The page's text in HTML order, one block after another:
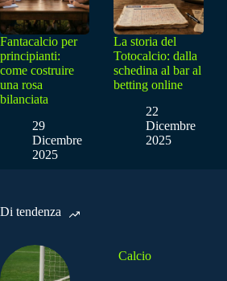
Fantacalcio per
principianti:
come costruire
una rosa
bilanciata
29
Dicembre
2025
La storia del
Totocalcio: dalla
schedina al bar al
betting online
22
Dicembre
2025
Di tendenza
Calcio